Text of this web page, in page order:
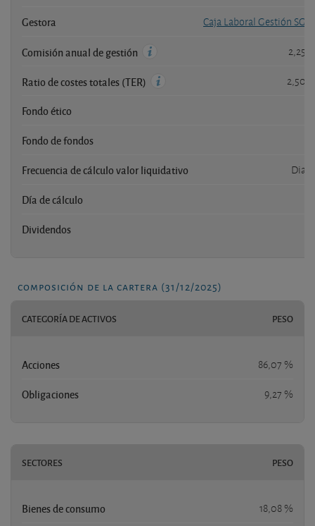
Gestora Caja Laboral Gestión
Comisión anual de gestión 2,25
Ratio de costes totales (TER) 2,50
Fondo ético
Fondo de fondos
Frecuencia de cálculo valor liquidativo
Día de cálculo
Dividendos
composición de la cartera (31/12/2025)
CATEGORÍA DE ACTIVOS PESO
Acciones 86,07 %
Obligaciones 9,27 %
SECTORES PESO
Bienes de consumo 18,08 %